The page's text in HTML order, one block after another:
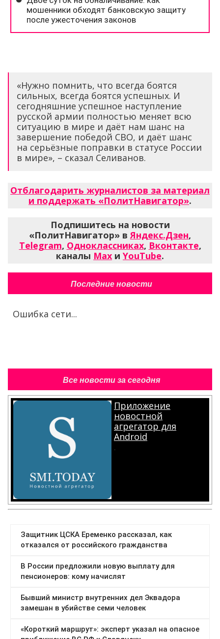
«Нужно помнить, что всегда боятся
сильных, всегда боятся успешных. И
сегодняшние успешное наступление
русской армии полностью меняет всю
ситуацию в мире и даёт нам шанс на
завершение победой СВО, и даёт шанс
на серьёзные поправки в статусе России
в мире», – сказал Селиванов.
Отблагодарить журналистов за материал
и поддержать «ПолитНавигатор».
Подпишитесь на новости
«ПолитНавигатор» в Яндекс.Дзен,
Telegram, Одноклассниках, Вконтакте,
каналы Max и YouTube.
Последние новости
Ошибка сети...
Все новости за сегодня
Приложение
новостной
агрегатор для
Android
.